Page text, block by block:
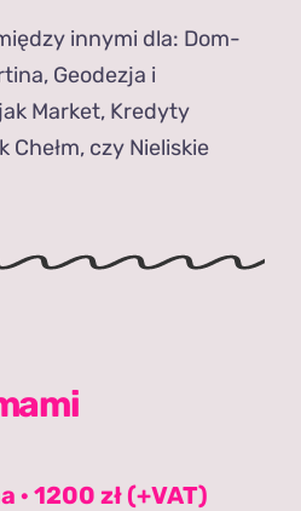
innymi dla: Dom-
Geodezja i
Market, Kredyty
Chełm, czy Nieliskie
· 1200 zł (+VAT)